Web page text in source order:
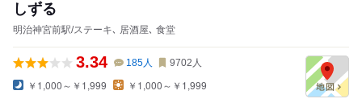
しずる
明治神宮前駅/ステーキ､ 居酒屋､ 食堂
3.34 185人 9702 人
￥1,000～￥1,999 ￥1,000～￥1,999